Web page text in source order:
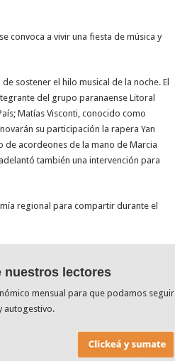
convoca a vivir una fiesta de música y
sostener el hilo musical de la noche. El
del grupo paranaense Litoral
Matías Visconti, conocido como
su participación la rapera Yan
de acordeones de la mano de Marcia
también una intervención para
regional para compartir durante el
nuestros lectores
mensual para que podamos seguir
autogestivo.